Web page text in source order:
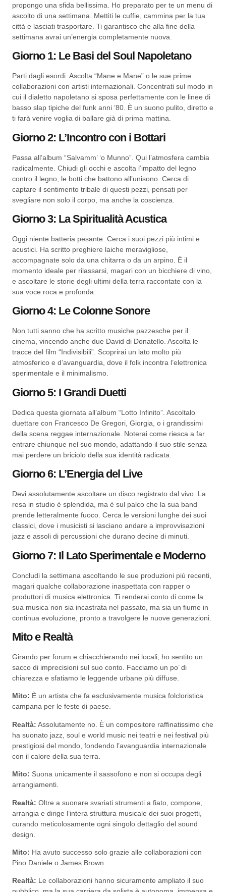
propongo una sfida bellissima. Ho preparato per te un menu di
ascolto di una settimana. Mettiti le cuffie, cammina per la tua
città e lasciati trasportare. Ti garantisco che alla fine della
settimana avrai un’energia completamente nuova.
Giorno 1: Le Basi del Soul Napoletano
Parti dagli esordi. Ascolta “Mane e Mane” o le sue prime
collaborazioni con artisti internazionali. Concentrati sul modo in
cui il dialetto napoletano si sposa perfettamente con le linee di
basso slap tipiche del funk anni ’80. È un suono pulito, diretto e
ti farà venire voglia di ballare già di prima mattina.
Giorno 2: L’Incontro con i Bottari
Passa all’album “Salvamm’ ‘o Munno”. Qui l’atmosfera cambia
radicalmente. Chiudi gli occhi e ascolta l’impatto del legno
contro il legno, le botti che battono all’unisono. Cerca di
captare il sentimento tribale di questi pezzi, pensati per
svegliare non solo il corpo, ma anche la coscienza.
Giorno 3: La Spiritualità Acustica
Oggi niente batteria pesante. Cerca i suoi pezzi più intimi e
acustici. Ha scritto preghiere laiche meravigliose,
accompagnate solo da una chitarra o da un arpino. È il
momento ideale per rilassarsi, magari con un bicchiere di vino,
e ascoltare le storie degli ultimi della terra raccontate con la
sua voce roca e profonda.
Giorno 4: Le Colonne Sonore
Non tutti sanno che ha scritto musiche pazzesche per il
cinema, vincendo anche due David di Donatello. Ascolta le
tracce del film “Indivisibili”. Scoprirai un lato molto più
atmosferico e d’avanguardia, dove il folk incontra l’elettronica
sperimentale e il minimalismo.
Giorno 5: I Grandi Duetti
Dedica questa giornata all’album “Lotto Infinito”. Ascoltalo
duettare con Francesco De Gregori, Giorgia, o i grandissimi
della scena reggae internazionale. Noterai come riesca a far
entrare chiunque nel suo mondo, adattando il suo stile senza
mai perdere un briciolo della sua identità radicata.
Giorno 6: L’Energia del Live
Devi assolutamente ascoltare un disco registrato dal vivo. La
resa in studio è splendida, ma è sul palco che la sua band
prende letteralmente fuoco. Cerca le versioni lunghe dei suoi
classici, dove i musicisti si lasciano andare a improvvisazioni
jazz e assoli di percussioni che durano decine di minuti.
Giorno 7: Il Lato Sperimentale e Moderno
Concludi la settimana ascoltando le sue produzioni più recenti,
magari qualche collaborazione inaspettata con rapper o
produttori di musica elettronica. Ti renderai conto di come la
sua musica non sia incastrata nel passato, ma sia un fiume in
continua evoluzione, pronto a travolgere le nuove generazioni.
Mito e Realtà
Girando per forum e chiacchierando nei locali, ho sentito un
sacco di imprecisioni sul suo conto. Facciamo un po’ di
chiarezza e sfatiamo le leggende urbane più diffuse.
Mito: È un artista che fa esclusivamente musica folcloristica
campana per le feste di paese.
Realtà: Assolutamente no. È un compositore raffinatissimo che
ha suonato jazz, soul e world music nei teatri e nei festival più
prestigiosi del mondo, fondendo l’avanguardia internazionale
con il calore della sua terra.
Mito: Suona unicamente il sassofono e non si occupa degli
arrangiamenti.
Realtà: Oltre a suonare svariati strumenti a fiato, compone,
arrangia e dirige l’intera struttura musicale dei suoi progetti,
curando meticolosamente ogni singolo dettaglio del sound
design.
Mito: Ha avuto successo solo grazie alle collaborazioni con
Pino Daniele o James Brown.
Realtà: Le collaborazioni hanno sicuramente ampliato il suo